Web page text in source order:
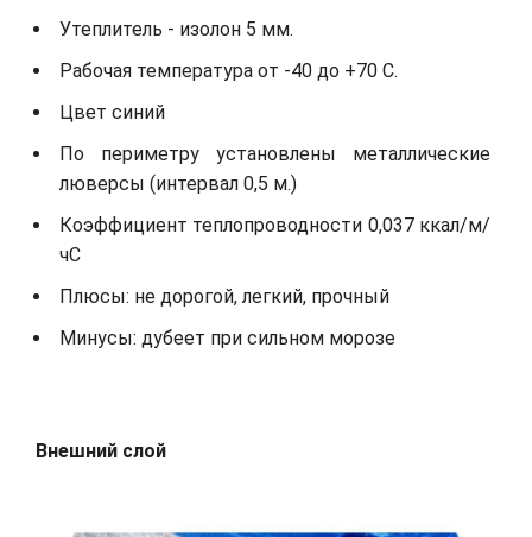
Утеплитель - изолон 5 мм.
Рабочая температура от -40 до +70 С.
Цвет синий
По периметру установлены металлические
люверсы (интервал 0,5 м.)
Коэффициент теплопроводности 0,037 ккал/м/
чС
Плюсы: не дорогой, легкий, прочный
Минусы: дубеет при сильном морозе
Внешний слой